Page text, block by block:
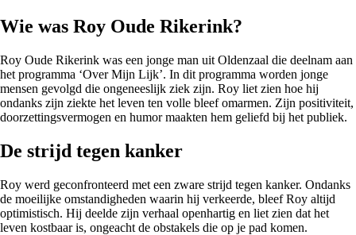
Wie was Roy Oude Rikerink?
Roy Oude Rikerink was een jonge man uit Oldenzaal die deelnam aan
het programma ‘Over Mijn Lijk’. In dit programma worden jonge
mensen gevolgd die ongeneeslijk ziek zijn. Roy liet zien hoe hij
ondanks zijn ziekte het leven ten volle bleef omarmen. Zijn positiviteit,
doorzettingsvermogen en humor maakten hem geliefd bij het publiek.
De strijd tegen kanker
Roy werd geconfronteerd met een zware strijd tegen kanker. Ondanks
de moeilijke omstandigheden waarin hij verkeerde, bleef Roy altijd
optimistisch. Hij deelde zijn verhaal openhartig en liet zien dat het
leven kostbaar is, ongeacht de obstakels die op je pad komen.